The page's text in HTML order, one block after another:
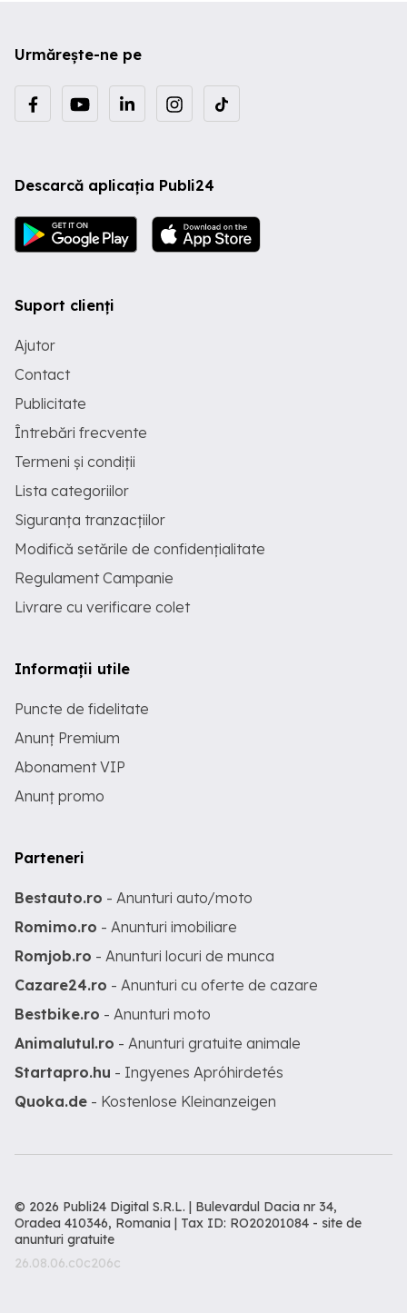
Urmărește-ne pe
Descarcă aplicația Publi24
Suport clienți
Ajutor
Contact
Publicitate
Întrebări frecvente
Termeni și condiții
Lista categoriilor
Siguranța tranzacțiilor
Modifică setările de confidențialitate
Regulament Campanie
Livrare cu verificare colet
Informații utile
Puncte de fidelitate
Anunț Premium
Abonament VIP
Anunț promo
Parteneri
Bestauto.ro - Anunturi auto/moto
Romimo.ro - Anunturi imobiliare
Romjob.ro - Anunturi locuri de munca
Cazare24.ro - Anunturi cu oferte de cazare
Bestbike.ro - Anunturi moto
Animalutul.ro - Anunturi gratuite animale
Startapro.hu - Ingyenes Apróhirdetés
Quoka.de - Kostenlose Kleinanzeigen
© 2026 Publi24 Digital S.R.L. | Bulevardul Dacia nr 34,
Oradea 410346, Romania | Tax ID: RO20201084 - site de
anunturi gratuite
26.08.06.c0c206c